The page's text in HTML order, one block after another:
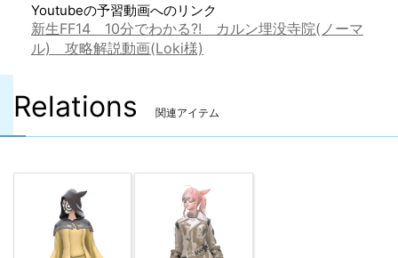
Youtubeの予習動画へのリンク
新生FF14 10分でわかる?! カルン埋没寺院(ノーマ
ル) 攻略解説動画(Loki様)
Relations 関連アイテム